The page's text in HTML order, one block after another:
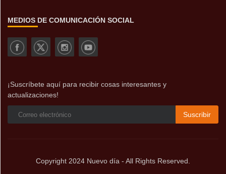
MEDIOS DE COMUNICACIÓN SOCIAL
¡Suscríbete aquí para recibir cosas interesantes y
actualizaciones!
Suscribir
Copyright 2024 Nuevo día - All Rights Reserved.